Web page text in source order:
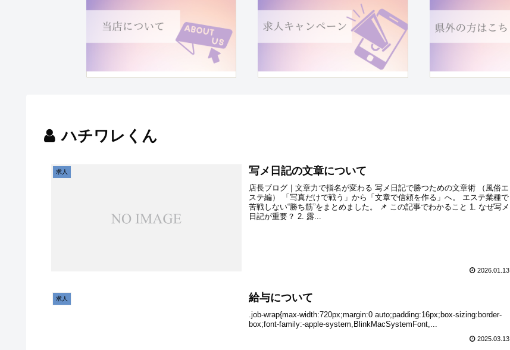
ハチワレくん
求人 写メ日記の文章について
店長ブログ｜文章力で指名が変わる 写メ日記で勝つための文章術 （風俗エ
ステ編） 「写真だけで戦う」から「文章で信頼を作る」へ。 エステ業種で
苦戦しない“勝ち筋”をまとめました。 📌 この記事でわかること 1. なぜ写メ
日記が重要？ 2. 露...
2026.01.13
求人 給与について
.job-wrap{max-width:720px;margin:0 auto;padding:16px;box-sizing:border-
box;font-family:-apple-system,BlinkMacSystemFont,...
2025.03.13